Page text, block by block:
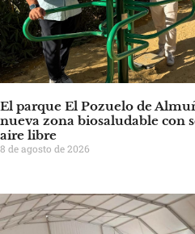
El parque El Pozuelo de
nueva zona biosaludable con
aire libre
8 de agosto de 2026